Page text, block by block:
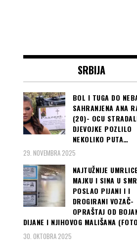
SRBIJA
BOL I TUGA DO
SAHRANJENA ANA
(20)- OCU
DJEVOJKE POZLILO
NEKOLIKO PUTA…
29. NOVEMBRA 2025
NAJTUŽNIJE
MAJKU I SINA U
POSLAO PIJANI I I
DROGIRANI VOZAČ-
OPRAŠTAJ OD
DIJANE I NJIHOVOG MALIŠANA
30. OKTOBRA 2025